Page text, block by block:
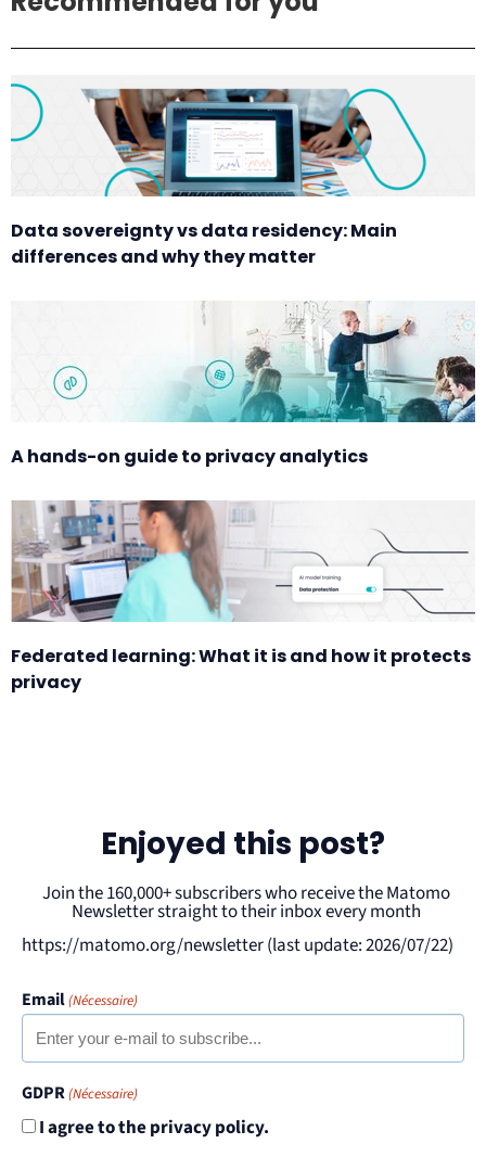
Data sovereignty vs data residency: Main
differences and why they matter
A hands-on guide to privacy analytics
Federated learning: What it is and how it protects
privacy
Enjoyed this post?
Join the 160,000+ subscribers who receive the Matomo
Newsletter straight to their inbox every month
https://matomo.org/newsletter (last update: 2026/07/22)
Email(Nécessaire)
GDPR(Nécessaire)
I agree to the privacy policy.